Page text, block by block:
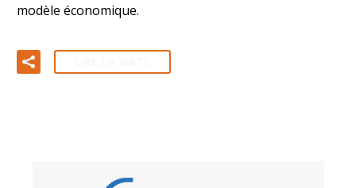
modèle économique.